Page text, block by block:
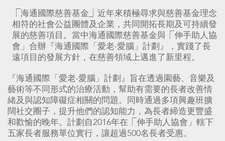
⎾海通國際慈善基金⏌近年來積極尋求與慈善基金理念
相符的社會公益團體及企業，共同開拓長期及可持續發
展的慈善項目。當中海通國際慈善基金與⎾伸手助人協
會」合辦『海通國際「愛老‧愛腦」計劃』，實踐了長
遠項目的發展方針，在慈善領域上邁進了新里程。
『海通國際「愛老‧愛腦」計劃』旨在透過園藝、音樂及
藝術等不同形式的治療活動，幫助有需要的長者改善情
緒及與認知障礙症相關的問題。同時通過多項興趣班擴
闊社交圈子，提升他們的認知能力，為長者締造更豐盛
和歡愉的晚年。計劃自2016年在⎾伸手助人協會」轄下
五家長者服務單位實行，讓超過500名長者受惠。